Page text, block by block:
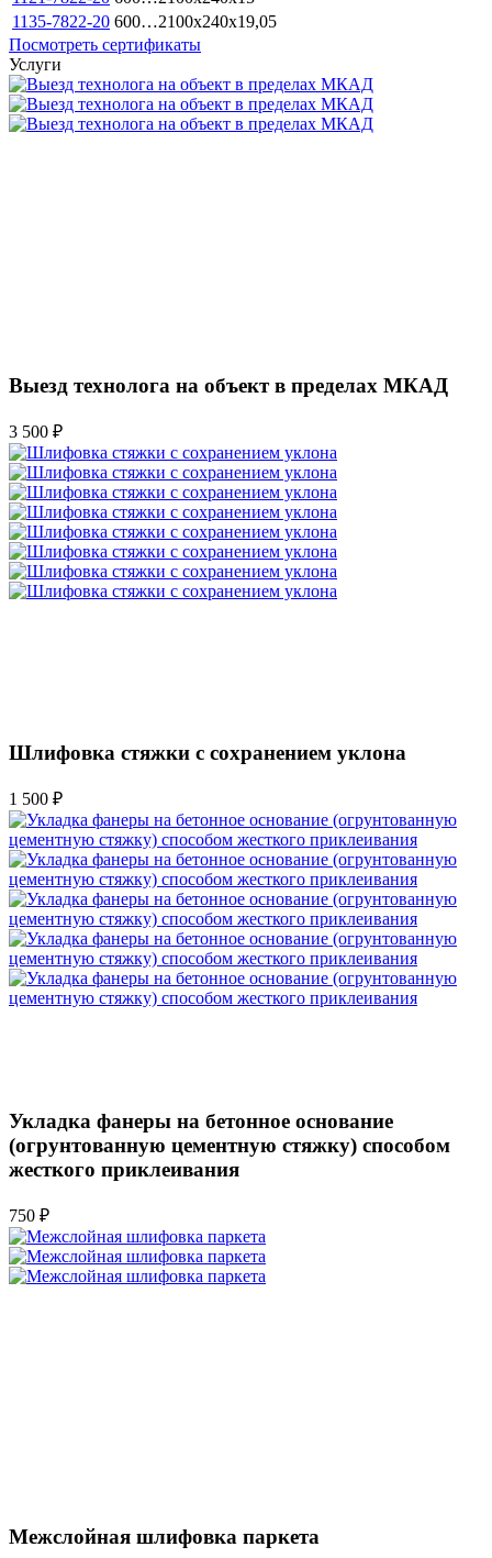
1135-7822-20 600…2100x240x19,05
Посмотреть сертификаты
Услуги
Выезд технолога на объект в пределах МКАД
3 500 ₽
Шлифовка стяжки с сохранением уклона
1 500 ₽
Укладка фанеры на бетонное основание
(огрунтованную цементную стяжку) способом
жесткого приклеивания
750 ₽
Межслойная шлифовка паркета